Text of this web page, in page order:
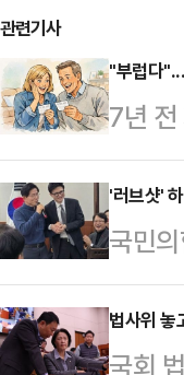
관련기사
"부럽다
7년
첨돼
이비
7000
직감
했다.
'러브샷'
국민
았다.
두고
법사위 놓
국회